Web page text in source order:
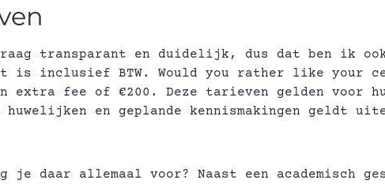
transparant en duidelijk, dus dat ben ik
is inclusief BTW. Would you rather like your
extra fee of €200. Deze tarieven gelden voor
huwelijken en geplande kennismakingen geldt
je daar allemaal voor? Naast een academisch